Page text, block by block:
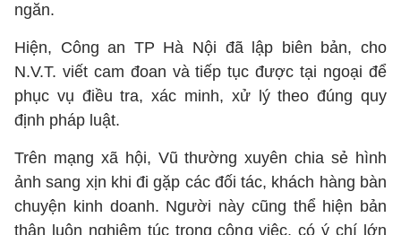
ngăn.
Hiện, Công an TP Hà Nội đã lập biên bản, cho
N.V.T. viết cam đoan và tiếp tục được tại ngoại để
phục vụ điều tra, xác minh, xử lý theo đúng quy
định pháp luật.
Trên mạng xã hội, Vũ thường xuyên chia sẻ hình
ảnh sang xịn khi đi gặp các đối tác, khách hàng bàn
chuyện kinh doanh. Người này cũng thể hiện bản
thân luôn nghiêm túc trong công việc, có ý chí lớn